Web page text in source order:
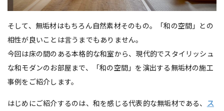
そして、無垢材はもちろん自然素材そのもの。「和の空間」との
相性が良いことは言うまでもありません。
今回は床の間のある本格的な和室から、現代的でスタイリッシュ
な和モダンのお部屋まで、「和の空間」を演出する無垢材の施工
事例をご紹介します。
はじめにご紹介するのは、和を感じる代表的な無垢材である、 ス